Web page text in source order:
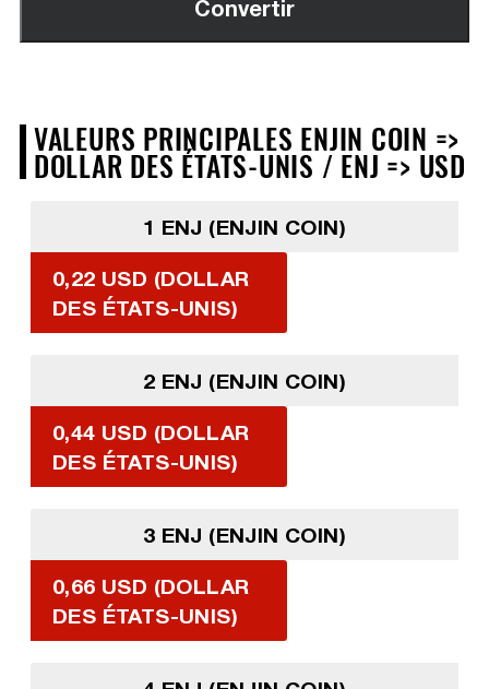
VALEURS PRINCIPALES ENJIN COIN =>
DOLLAR DES ÉTATS-UNIS / ENJ => USD
1 ENJ (ENJIN COIN)
0,22 USD (DOLLAR
DES ÉTATS-UNIS)
2 ENJ (ENJIN COIN)
0,44 USD (DOLLAR
DES ÉTATS-UNIS)
3 ENJ (ENJIN COIN)
0,66 USD (DOLLAR
DES ÉTATS-UNIS)